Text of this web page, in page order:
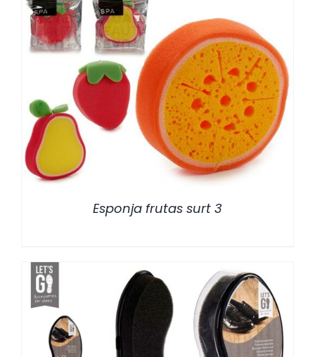
DETALLES
Esponja frutas surt 3